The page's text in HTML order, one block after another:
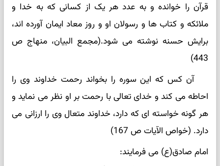
قرآن را خوانده و به عدد هر یک از کسانی که به خدا و
ملائکه و کتاب ها و رسولان او و روز معاد ایمان آورده اند،
برایش حسنه نوشته می شود.(مجمع البیان، منهاج ص
443)
آن کس که این سوره را بخواند رحمت خداوند وی را
احاطه می کند و خدای تعالی با رحمت بر او نظر می نماید و
هر گونه خواسته ای که دارد، خداوند متعال وی را ارزانی می
دارد. (خواص الآیات ص 167)
امام صادق(ع) می فرمایند: